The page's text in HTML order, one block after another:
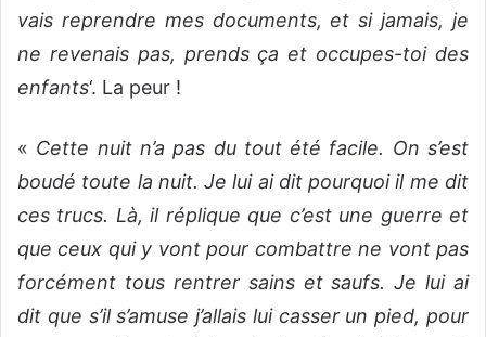
vais reprendre mes documents, et si jamais, je
ne revenais pas, prends ça et occupes-toi des
enfants‘. La peur !
« Cette nuit n’a pas du tout été facile. On s’est
boudé toute la nuit. Je lui ai dit pourquoi il me dit
ces trucs. Là, il réplique que c’est une guerre et
que ceux qui y vont pour combattre ne vont pas
forcément tous rentrer sains et saufs. Je lui ai
dit que s’il s’amuse j’allais lui casser un pied, pour